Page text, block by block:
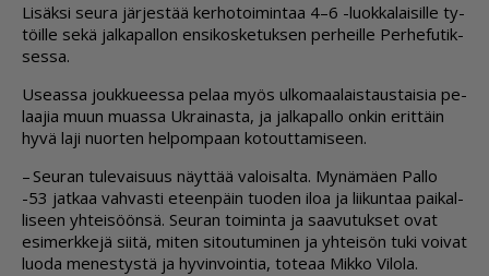
Li­säk­si seu­ra jär­jes­tää ker­ho­toi­min­taa 4–6 -luok­ka­lai­sil­le ty­
töil­le sekä jal­ka­pal­lon en­si­kos­ke­tuk­sen per­heil­le Per­he­fu­tik­
ses­sa.
Use­as­sa jouk­ku­ees­sa pe­laa myös ul­ko­maa­lais­taus­tai­sia pe­
laa­jia muun mu­as­sa Uk­rai­nas­ta, ja jal­ka­pal­lo on­kin erit­täin
hyvä laji nuor­ten hel­pom­paan ko­tout­ta­mi­seen.
– Seu­ran tu­le­vai­suus näyt­tää va­loi­sal­ta. My­nä­mä­en Pal­lo
-53 jat­kaa vah­vas­ti eteen­päin tuo­den iloa ja lii­kun­taa pai­kal­
li­seen yh­tei­söön­sä. Seu­ran toi­min­ta ja saa­vu­tuk­set ovat
esi­merk­ke­jä sii­tä, mi­ten si­tou­tu­mi­nen ja yh­tei­sön tuki voi­vat
luo­da me­nes­tys­tä ja hy­vin­voin­tia, to­te­aa Mik­ko Vi­lo­la.